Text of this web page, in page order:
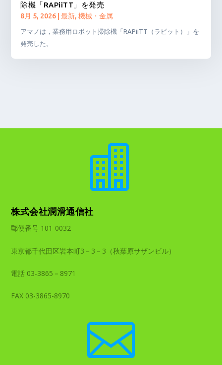
除機「RAPiiTT」を発売
8月 5, 2026 |最新,機械・金属
アマノは，業務用ロボット掃除機「RAPiiTT（ラピット）」を
発売した。

株式会社潤滑通信社
郵便番号 101-0032
東京都千代田区岩本町3－3－3（秋葉原サザンビル）
電話 03-3865－8971
FAX 03-3865-8970
